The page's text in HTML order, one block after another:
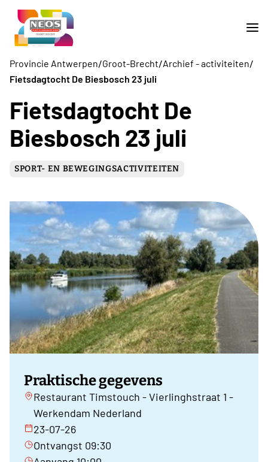
Provincie Antwerpen/Groot-Brecht/Archief - activiteiten/
Fietsdagtocht De Biesbosch 23 juli
Fietsdagtocht De
Biesbosch 23 juli
SPORT- EN BEWEGINGSACTIVITEITEN
Praktische gegevens
Restaurant Timstouch - Vierlinghstraat 1 -
Werkendam Nederland
23-07-26
Ontvangst 09:30